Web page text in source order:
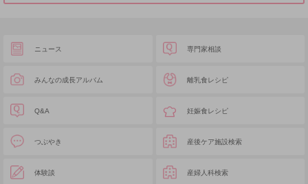
ニュース
みんなの成長アルバム
Q&A
つぶやき
体験談
専門家相談
離乳食レシピ
妊娠食レシピ
産後ケア施設検索
産婦人科検索